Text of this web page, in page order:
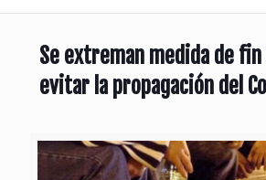
Se extreman medida de fin
evitar la propagación del